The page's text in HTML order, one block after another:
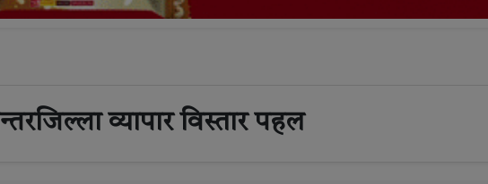
व्यापार विस्तार पहल